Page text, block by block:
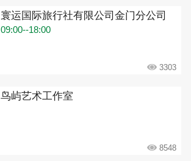
寰运国际旅行社有限公司金门分公司
09:00--18:00
3303
鸟屿艺术工作室
8548